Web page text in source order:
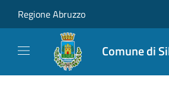
Regione Abruzzo
Comune di